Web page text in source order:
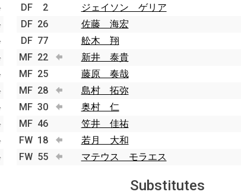
DF 2 ジェイソン ゲリア
DF 26 佐藤 海宏
DF 77 舩木 翔
MF 22 新井 泰貴
MF 25 藤原 奏哉
MF 28 島村 拓弥
MF 30 奥村 仁
MF 46 笠井 佳祐
FW 18 若月 大和
FW 55 マテウス モラエス
Substitutes